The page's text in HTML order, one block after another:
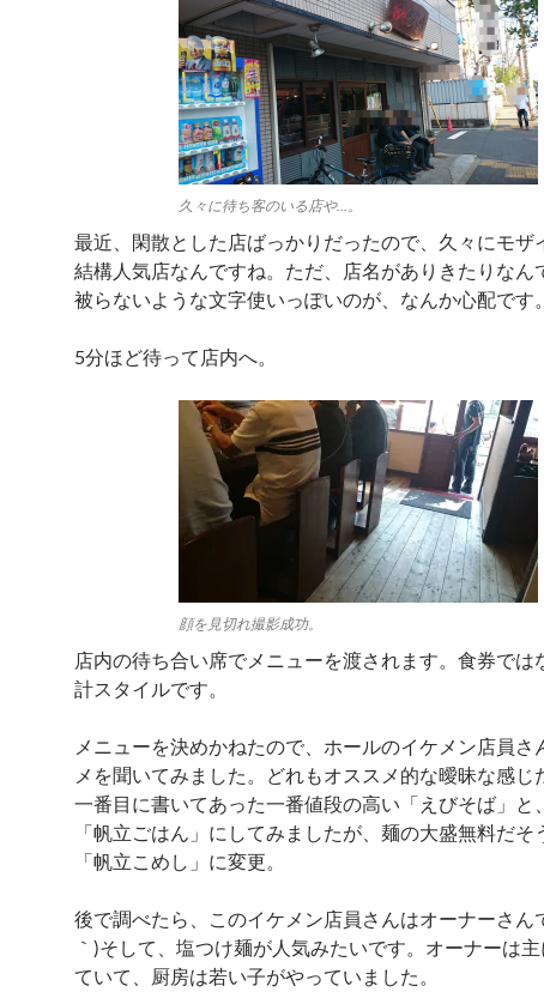
久々に待ち客のいる店や…。
最近、閑散とした店ばっかりだったので、久々にモザ
結構人気店なんですね。ただ、店名がありきたりなん
被らないような文字使いっぽいのが、なんか心配です
5分ほど待って店内へ。
顔を見切れ撮影成功。
店内の待ち合い席でメニューを渡されます。食券では
計スタイルです。
メニューを決めかねたので、ホールのイケメン店員さ
メを聞いてみました。どれもオススメ的な曖昧な感じ
一番目に書いてあった一番値段の高い「えびそば」と
「帆立ごはん」にしてみましたが、麺の大盛無料だそ
「帆立こめし」に変更。
後で調べたら、このイケメン店員さんはオーナーさん
｀)そして、塩つけ麺が人気みたいです。オーナーは
ていて、厨房は若い子がやっていました。